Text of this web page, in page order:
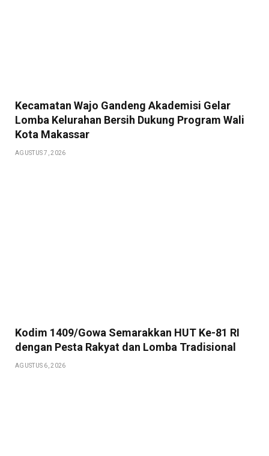
Kecamatan Wajo Gandeng Akademisi Gelar
Lomba Kelurahan Bersih Dukung Program Wali
Kota Makassar
AGUSTUS 7, 2026
Kodim 1409/Gowa Semarakkan HUT Ke-81 RI
dengan Pesta Rakyat dan Lomba Tradisional
AGUSTUS 6, 2026